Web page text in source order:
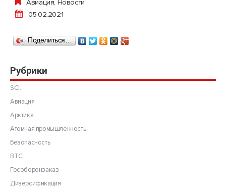
Авиация, Новости
05.02.2021
Поделиться…
Рубрики
SCI.
Авиация
Арктика
Атомная промышленность
Безопасность
ВТС
Гособоронзаказ
Диверсификация